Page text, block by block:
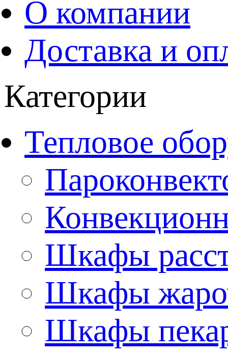
О компании
Доставка и
Категории
Тепловое
Шкафы
Шкафы
Шкафы